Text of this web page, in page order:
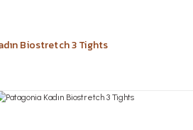
Biostretch 3 Tights